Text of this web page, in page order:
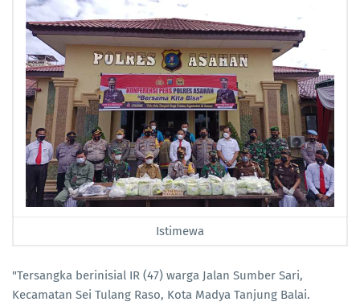
Istimewa
"Tersangka berinisial IR (47) warga Jalan Sumber Sari,
Kecamatan Sei Tulang Raso, Kota Madya Tanjung Balai.